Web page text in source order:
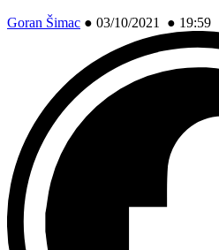
Goran Šimac ● 03/10/2021 ● 19:59